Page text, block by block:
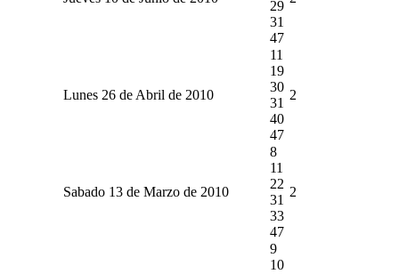
29
31
47
Lunes 26 de Abril de 2010
11
19
30
31
40
47
2
Sabado 13 de Marzo de 2010
8
11
22
31
33
47
2
9
10